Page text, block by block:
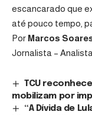
escancarado que
até pouco tempo,
Por Marcos
Jornalista –
TCU
mobilizam por
“A Dívida de